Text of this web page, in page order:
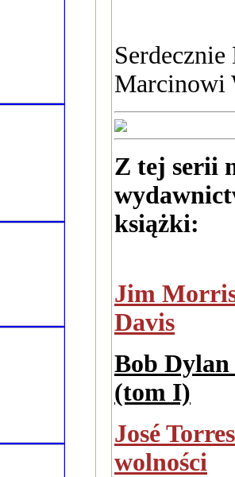
Marcinowi
Z tej serii
książki:
Jim
Davis
Bob
(tom I)
José
wolności